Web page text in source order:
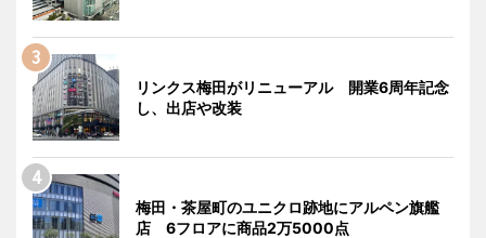
リンクス梅田がリニューアル 開業6周年記念
し、出店や改装
梅田・茶屋町のユニクロ跡地にアルペン旗艦
店 6フロアに商品2万5000点